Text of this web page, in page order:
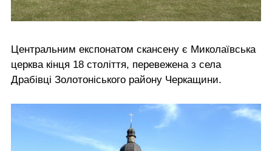
Центральним експонатом скансену є Миколаївська
церква кінця 18 століття, перевежена з села
Драбівці Золотоніського району Черкащини.